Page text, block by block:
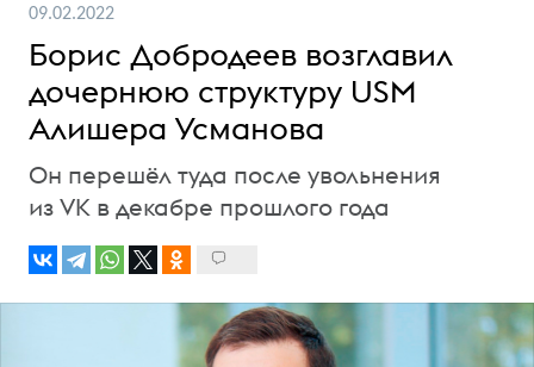
09.02.2022
Борис Добродеев возглавил
дочернюю структуру USM
Алишера Усманова
Он перешёл туда после увольнения
из VK в декабре прошлого года